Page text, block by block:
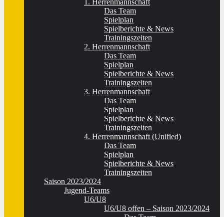
1. Herrenmannschaft
Das Team
Spielplan
Spielberichte & News
Trainingszeiten
2. Herrenmannschaft
Das Team
Spielplan
Spielberichte & News
Trainingszeiten
3. Herrenmannschaft
Das Team
Spielplan
Spielberichte & News
Trainingszeiten
4. Herrenmannschaft (Unified)
Das Team
Spielplan
Spielberichte & News
Trainingszeiten
Saison 2023/2024
Jugend-Teams
U6/U8
U6/U8 offen – Saison 2023/2024